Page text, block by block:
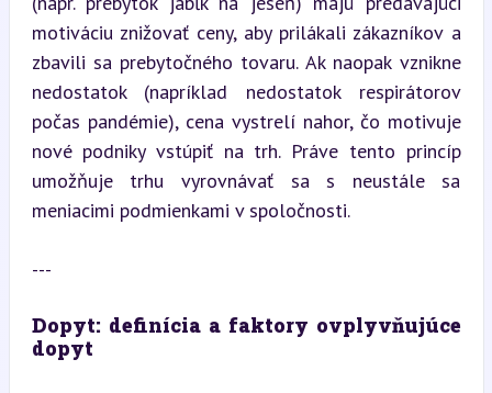
motiváciu znižovať ceny, aby prilákali zákazníkov a
zbavili sa prebytočného tovaru. Ak naopak vznikne
nedostatok (napríklad nedostatok respirátorov
počas pandémie), cena vystrelí nahor, čo motivuje
nové podniky vstúpiť na trh. Práve tento princíp
umožňuje trhu vyrovnávať sa s neustále sa
meniacimi podmienkami v spoločnosti.
---
Dopyt: definícia a faktory ovplyvňujúce
dopyt